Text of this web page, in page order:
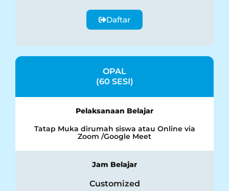
Daftar
OPAL
(60 SESI)
Pelaksanaan Belajar
Tatap Muka dirumah siswa atau Online via
Zoom /Google Meet
Jam Belajar
Customized